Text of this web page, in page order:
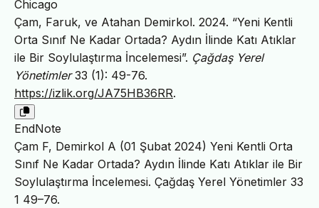
Chicago
Çam, Faruk, ve Atahan Demirkol. 2024. “Yeni Kentli
Orta Sınıf Ne Kadar Ortada? Aydın İlinde Katı Atıklar
ile Bir Soylulaştırma İncelemesi”. Çağdaş Yerel
Yönetimler33 (1): 49-76.
https://izlik.org/JA75HB36RR.
EndNote
Çam F, Demirkol A (01 Şubat 2024) Yeni Kentli Orta
Sınıf Ne Kadar Ortada? Aydın İlinde Katı Atıklar ile Bir
Soylulaştırma İncelemesi. Çağdaş Yerel Yönetimler 33
1 49–76.